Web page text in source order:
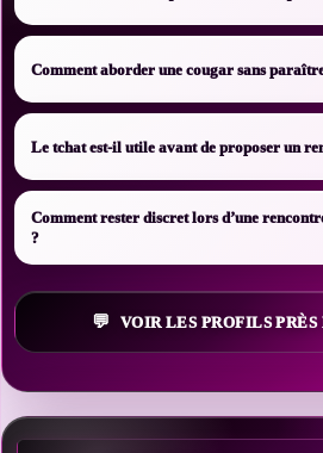
Comment aborder une cougar sans
Le tchat est-il utile avant de proposer un
Comment rester discret lors d’une
?
VOIR LES PROFILS PRÈS